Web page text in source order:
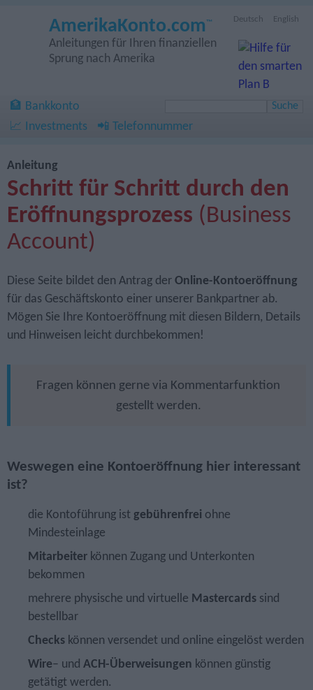
Deutsch English
AmerikaKonto.com ™
Anleitungen für Ihren finanziellen
Sprung nach Amerika
🏦 Bankkonto
📈 Investments
📲 Telefonnummer
Anleitung
Schritt für Schritt durch den
Eröffnungs­prozess (Business
Account)
Diese Seite bildet den Antrag der Online-Kontoeröffnung
für das Geschäftskonto einer unserer Bankpartner ab.
Mögen Sie Ihre Kontoeröffnung mit diesen Bildern, Details
und Hinweisen leicht durch­bekommen!
Fragen können gerne via Kommentarfunktion
gestellt werden.
Weswegen eine Kontoeröffnung hier interessant
ist?
die Kontoführung ist gebührenfrei ohne
Mindesteinlage
Mitarbeiter können Zugang und Unterkonten
bekommen
mehrere physische und virtuelle Mastercards sind
bestellbar
Checks können versendet und online eingelöst werden
Wire– und ACH-Überweisungen können günstig
getätigt werden.